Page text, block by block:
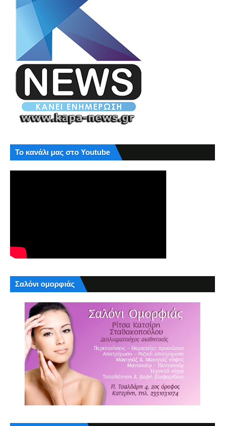
Το κανάλι μας στο Youtube
Σαλόνι ομορφιάς